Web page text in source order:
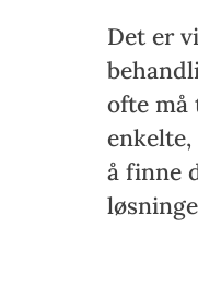
Det er
ofte må
å finne